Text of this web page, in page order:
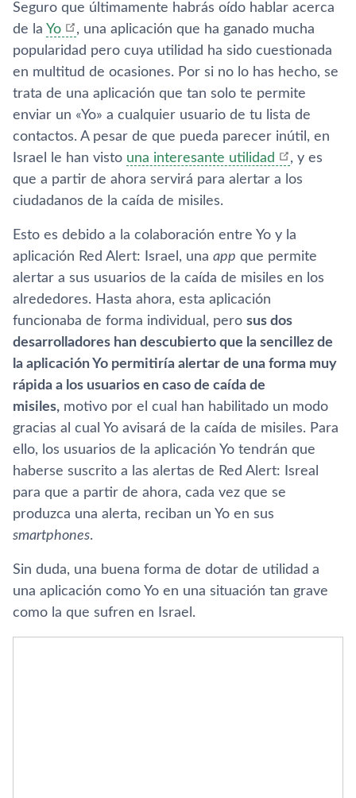
Seguro que últimamente habrás oí­do hablar acerca
de la Yo
, una aplicación que ha ganado mucha
popularidad pero cuya utilidad ha sido cuestionada
en multitud de ocasiones. Por si no lo has hecho, se
trata de una aplicación que tan solo te permite
enviar un «Yo» a cualquier usuario de tu lista de
contactos. A pesar de que pueda parecer inútil, en
Israel le han visto una interesante utilidad
, y es
que a partir de ahora servirá para alertar a los
ciudadanos de la caí­da de misiles.
Esto es debido a la colaboración entre Yo y la
aplicación Red Alert: Israel, una app que permite
alertar a sus usuarios de la caí­da de misiles en los
alrededores. Hasta ahora, esta aplicación
funcionaba de forma individual, pero sus dos
desarrolladores han descubierto que la sencillez de
la aplicación Yo permitirí­a alertar de una forma muy
rápida a los usuarios en caso de caí­da de
misiles, motivo por el cual han habilitado un modo
gracias al cual Yo avisará de la caí­da de misiles. Para
ello, los usuarios de la aplicación Yo tendrán que
haberse suscrito a las alertas de Red Alert: Isreal
para que a partir de ahora, cada vez que se
produzca una alerta, reciban un Yo en sus
smartphones.
Sin duda, una buena forma de dotar de utilidad a
una aplicación como Yo en una situación tan grave
como la que sufren en Israel.